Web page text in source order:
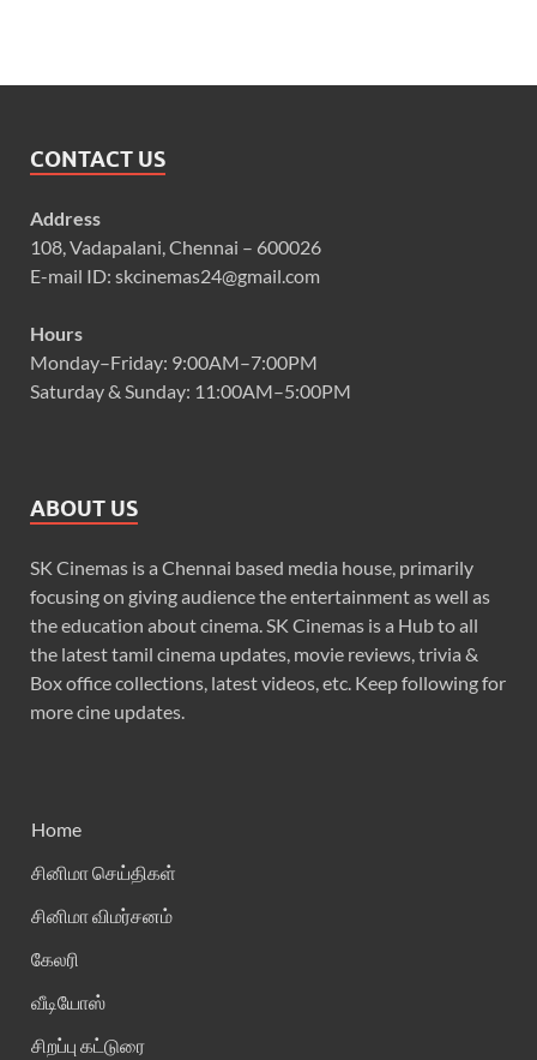
CONTACT US
Address
108, Vadapalani, Chennai – 600026
E-mail ID: skcinemas24@gmail.com
Hours
Monday–Friday: 9:00AM–7:00PM
Saturday & Sunday: 11:00AM–5:00PM
ABOUT US
SK Cinemas is a Chennai based media house, primarily
focusing on giving audience the entertainment as well as
the education about cinema. SK Cinemas is a Hub to all
the latest tamil cinema updates, movie reviews, trivia &
Box office collections, latest videos, etc. Keep following for
more cine updates.
Home
சினிமா செய்திகள்
சினிமா விமர்சனம்
கேலரி
வீடியோஸ்
சிறப்பு கட்டுரை